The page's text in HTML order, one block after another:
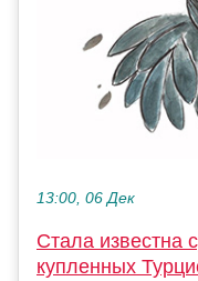
13:00, 06 Дек
Стала известна
купленных